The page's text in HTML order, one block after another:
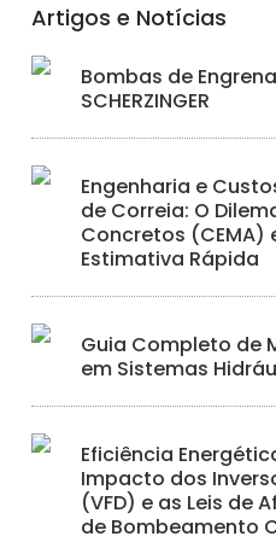
Artigos e Notícias
Bombas de
SCHERZINGER
Engenharia e
de Correia: O
Concretos (CEMA)
Estimativa Rápida
Guia Completo de
em Sistemas
Eficiência
Impacto dos
(VFD) e as Leis de
de Bombeamento